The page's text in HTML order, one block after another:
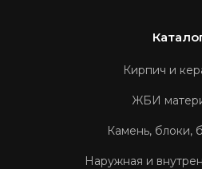
Кирпич и
ЖБИ
Камень, блоки,
Наружная и